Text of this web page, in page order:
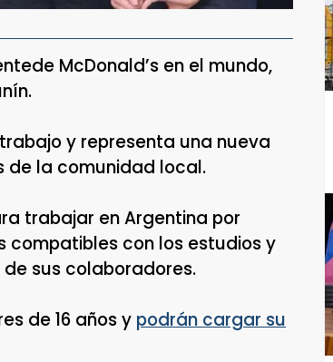
McDonald’s en el mundo,
y representa una nueva
de la comunidad local.
trabajar en Argentina por
compatibles con los estudios y
sus colaboradores.
de 16 años y podrán cargar su